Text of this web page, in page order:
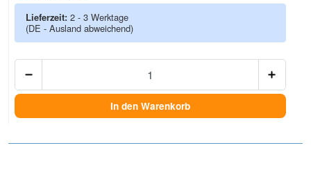
Lieferzeit: 2 - 3 Werktage
(DE - Ausland abweichend)
In den Warenkorb